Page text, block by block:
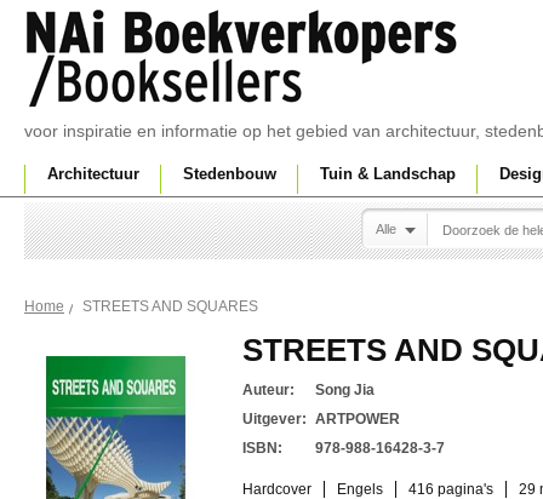
voor inspiratie en informatie op het gebied van architectuur,
Architectuur Stedenbouw Tuin & Landschap
Alle
Home STREETS AND SQUARES
STREETS AND
Auteur:
Song Jia
Uitgever: ARTPOWER
ISBN:
978-988-16428-3-7
Hardcover Engels 416 pagina's 29